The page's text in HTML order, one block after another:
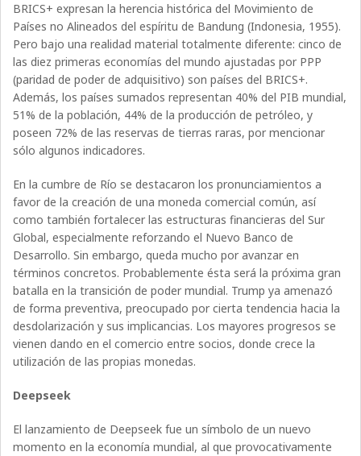
BRICS+ expresan la herencia histórica del Movimiento de
Países no Alineados del espíritu de Bandung (Indonesia, 1955).
Pero bajo una realidad material totalmente diferente: cinco de
las diez primeras economías del mundo ajustadas por PPP
(paridad de poder de adquisitivo) son países del BRICS+.
Además, los países sumados representan 40% del PIB mundial,
51% de la población, 44% de la producción de petróleo, y
poseen 72% de las reservas de tierras raras, por mencionar
sólo algunos indicadores.
En la cumbre de Río se destacaron los pronunciamientos a
favor de la creación de una moneda comercial común, así
como también fortalecer las estructuras financieras del Sur
Global, especialmente reforzando el Nuevo Banco de
Desarrollo. Sin embargo, queda mucho por avanzar en
términos concretos. Probablemente ésta será la próxima gran
batalla en la transición de poder mundial. Trump ya amenazó
de forma preventiva, preocupado por cierta tendencia hacia la
desdolarización y sus implicancias. Los mayores progresos se
vienen dando en el comercio entre socios, donde crece la
utilización de las propias monedas.
Deepseek
El lanzamiento de Deepseek fue un símbolo de un nuevo
momento en la economía mundial, al que provocativamente